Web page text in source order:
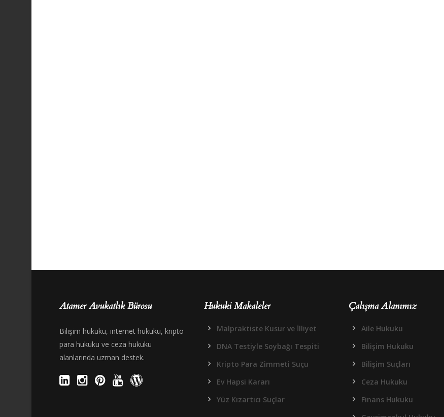
Atamer Avukatlık Bürosu
Bilişim hukuku, internet hukuku, kripto
para hukuku ve ceza hukuku
alanlarında uzman destek.
Hukuki Makaleler
Malpraktiste Kusur ve İlliyet
DNA Testiyle Soybağı Tespiti
Kripto Para Zimmeti Suçu
Ev Hapsi Kararı
Yüz Kızartıcı Suçlar
Çalışma Alanımız
Aile Hukuku
Bilişim Hukuku
Bilişim Suçları
Ceza Hukuku
Finans Hukuku